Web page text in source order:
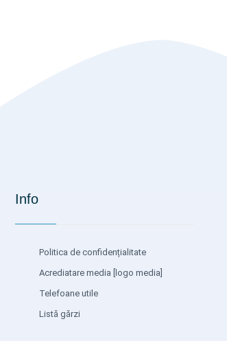
Info
Politica de confidențialitate
Acrediatare media [logo media]
Telefoane utile
Listă gărzi